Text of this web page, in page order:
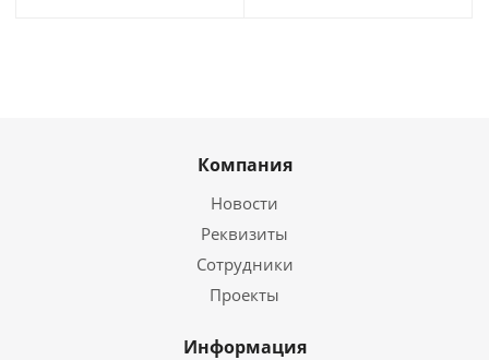
Компания
Новости
Реквизиты
Сотрудники
Проекты
Информация